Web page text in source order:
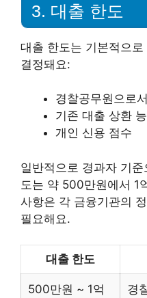
3. 대출 한도
대출 한도는 기본적으
결정돼요:
경찰공무원으로
기존 대출 상환
개인 신용 점수
일반적으로 경과자 기
도는 약 500만원에서 1
사항은 각 금융기관의
필요해요.
대출 한도
500만원 ~ 1억
경